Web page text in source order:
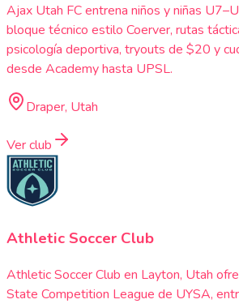
Ajax Utah FC entrena niños y niñas
bloque técnico estilo Coerver, rutas
psicología deportiva, tryouts de $20 y
desde Academy hasta UPSL.
Draper, Utah
Ver club
Athletic Soccer Club
Athletic Soccer Club en Layton, Utah
State Competition League de UYSA,